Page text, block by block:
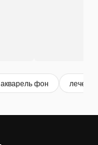
акварель фон лечение